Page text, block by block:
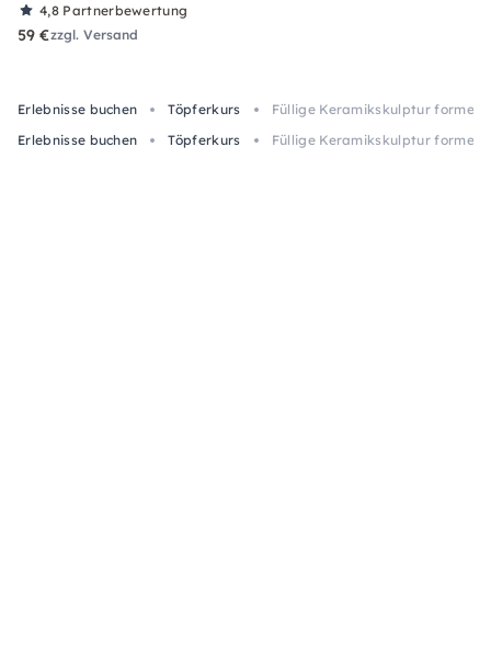
4,8 Partnerbewertung
59 €zzgl. Versand
Erlebnisse buchen Töpferkurs
Füllige Keramikskulptur formen
Erlebnisse buchen
Töpferkurs Füllige Keramikskulptur formen